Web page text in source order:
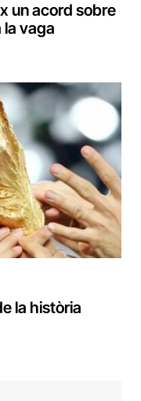
un acord sobre
la vaga
la història